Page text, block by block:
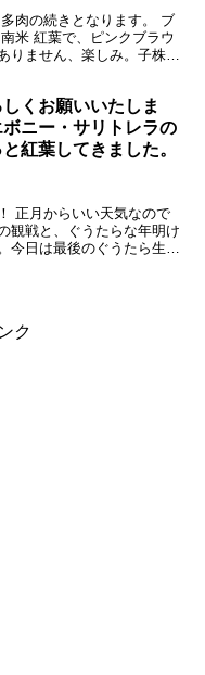
肉の続きとなります。 ブ
米 紅葉で、ピンクブラウ
りません、楽しみ。子株が
くお願いいたしま
ニー・サリトレラの
紅葉してきました。
正月からいい天気なので
観戦と、ぐうたらな年明け
今日は最後のぐうたら生活
ク